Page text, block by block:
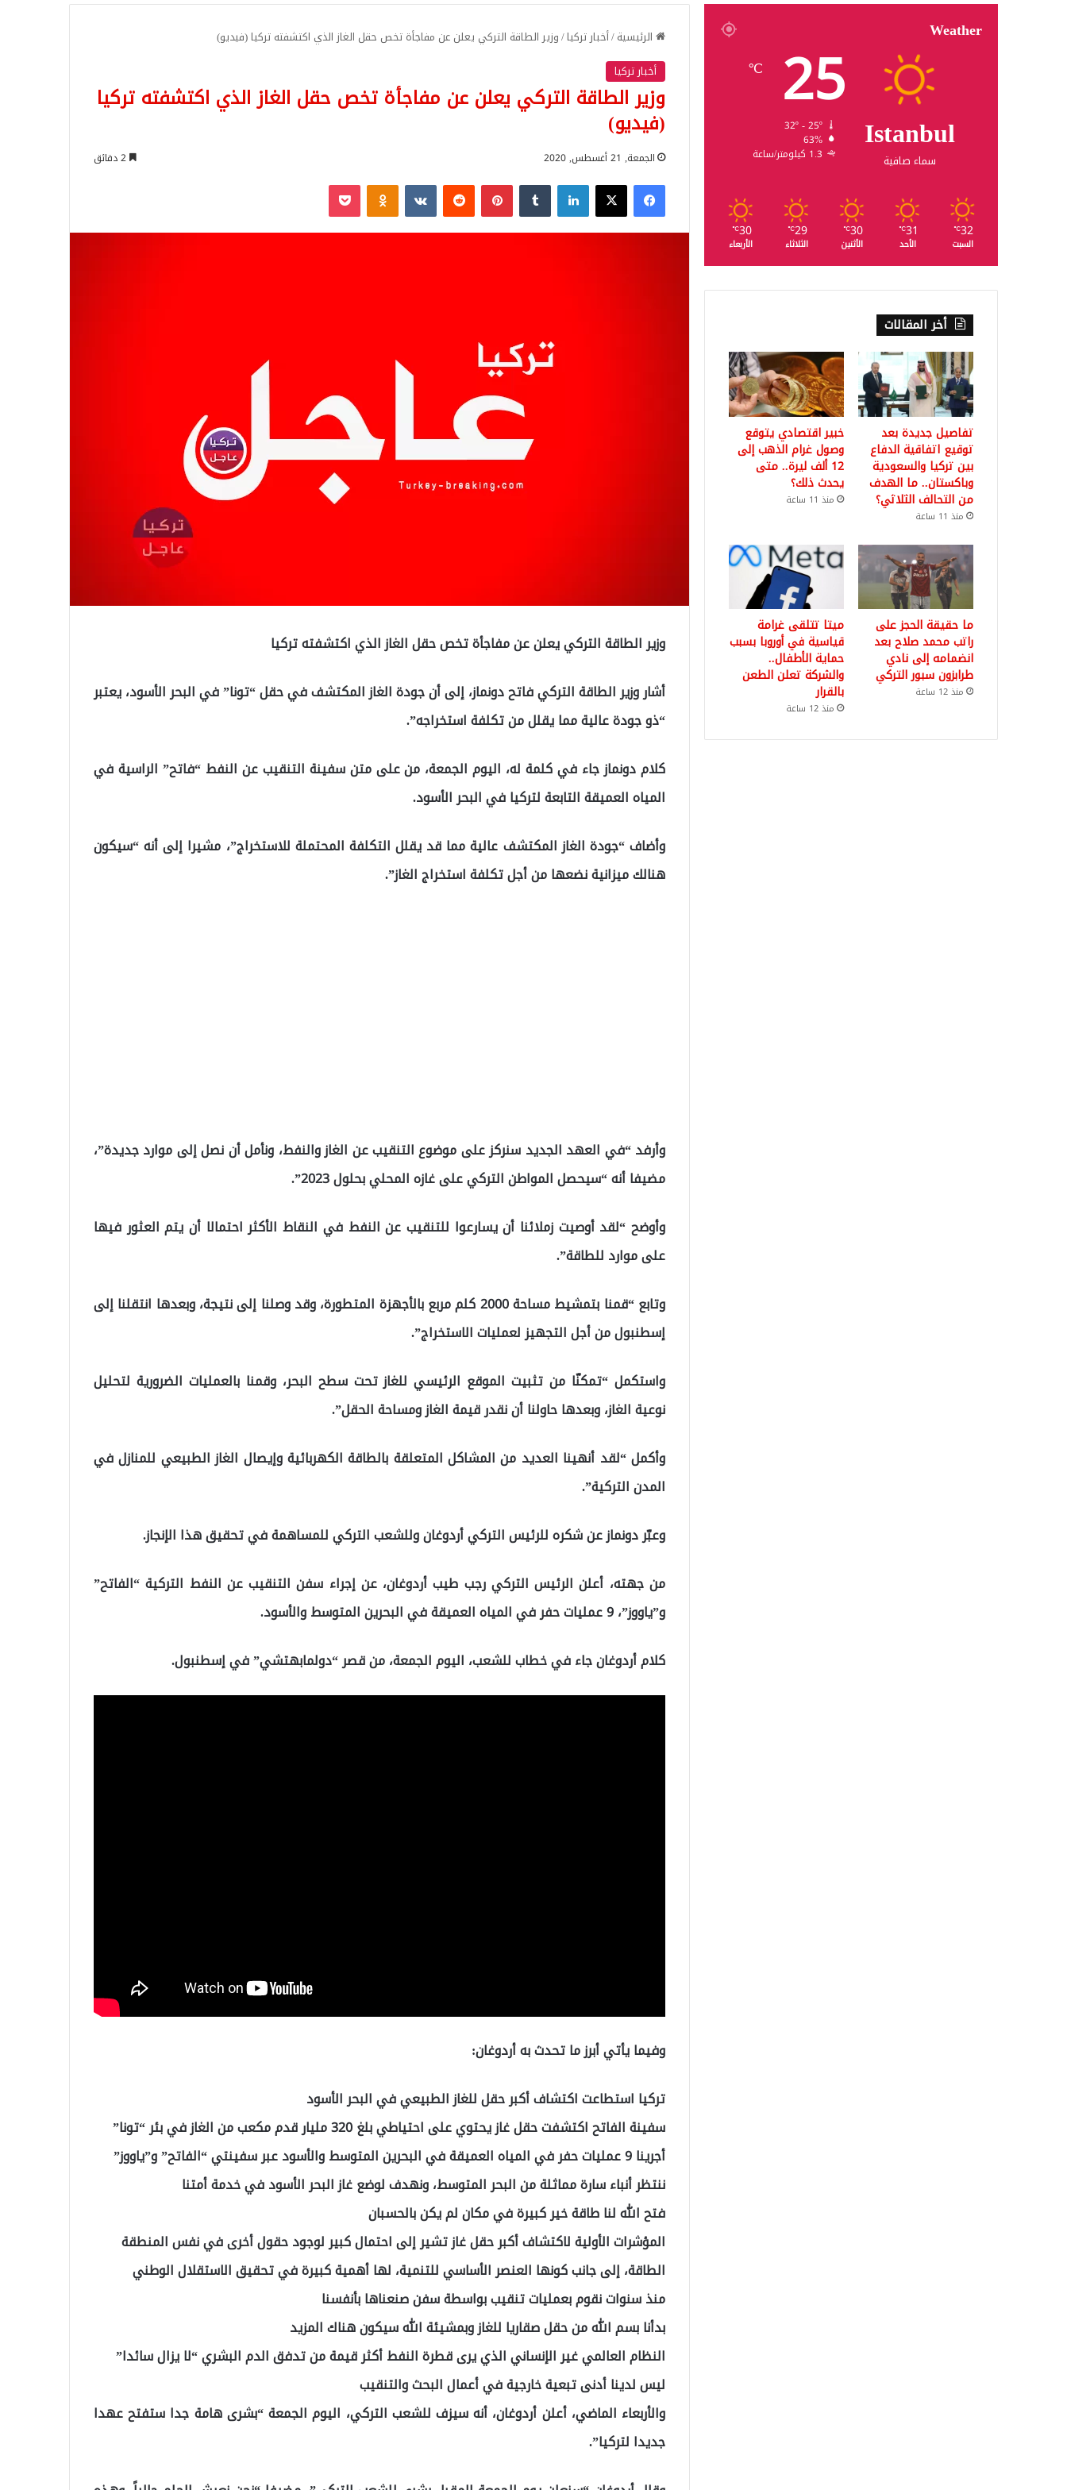
الرئيسية/أخبار تركيا/وزير الطاقة التركي يعلن عن مفاجأة تخص حقل الغاز الذي اكتشفته تركيا (فيديو)
أخبار تركيا
وزير الطاقة التركي يعلن عن مفاجأة تخص حقل الغاز الذي اكتشفته تركيا
(فيديو)
الجمعة, 21 أغسطس, 2020
فيسبوك‫X لينكدإن بينتيريست Odnoklassniki
‫Pocket
وزير الطاقة التركي يعلن عن مفاجأة تخص حقل الغاز الذي اكتشفته تركيا
أشار وزير الطاقة التركي فاتح دونماز، إلى أن جودة الغاز المكتشف في حقل “تونا” في البحر الأسود، يعتبر
“ذو جودة عالية مما يقلل من تكلفة استخراجه”.
كلام دونماز جاء في كلمة له، اليوم الجمعة، من على متن سفينة التنقيب عن النفط “فاتح” الراسية في
المياه العميقة التابعة لتركيا في البحر الأسود.
وأضاف “جودة الغاز المكتشف عالية مما قد يقلل التكلفة المحتملة للاستخراج”، مشيرا إلى أنه “سيكون
هنالك ميزانية نضعها من أجل تكلفة استخراج الغاز”.
وأرفد “في العهد الجديد سنركز على موضوع التنقيب عن الغاز والنفط، ونأمل أن نصل إلى موارد جديدة”،
مضيفا أنه “سيحصل المواطن التركي على غازه المحلي بحلول 2023”.
وأوضح “لقد أوصيت زملائنا أن يسارعوا للتنقيب عن النفط في النقاط الأكثر احتمالا أن يتم العثور فيها
على موارد للطاقة”.
وتابع “قمنا بتمشيط مساحة 2000 كلم مربع بالأجهزة المتطورة، وقد وصلنا إلى نتيجة، وبعدها انتقلنا إلى
إسطنبول من أجل التجهيز لعمليات الاستخراج”.
واستكمل “تمكنّا من تثبيت الموقع الرئيسي للغاز تحت سطح البحر، وقمنا بالعمليات الضرورية لتحليل
نوعية الغاز، وبعدها حاولنا أن نقدر قيمة الغاز ومساحة الحقل”.
وأكمل “لقد أنهينا العديد من المشاكل المتعلقة بالطاقة الكهربائية وإيصال الغاز الطبيعي للمنازل في
المدن التركية”.
وعبّر دونماز عن شكره للرئيس التركي أردوغان وللشعب التركي للمساهمة في تحقيق هذا الإنجاز.
من جهته، أعلن الرئيس التركي رجب طيب أردوغان، عن إجراء سفن التنقيب عن النفط التركية “الفاتح”
و”ياووز”، 9 عمليات حفر في المياه العميقة في البحرين المتوسط والأسود.
كلام أردوغان جاء في خطاب للشعب، اليوم الجمعة، من قصر “دولمابهتشي” في إسطنبول.
وفيما يأتي أبرز ما تحدث به أردوغان:
تركيا استطاعت اكتشاف أكبر حقل للغاز الطبيعي في البحر الأسود
سفينة الفاتح اكتشفت حقل غاز يحتوي على احتياطي بلغ 320 مليار قدم مكعب من الغاز في بئر “تونا”
أجرينا 9 عمليات حفر في المياه العميقة في البحرين المتوسط والأسود عبر سفينتي “الفاتح” و”ياووز”
ننتظر أنباء سارة مماثلة من البحر المتوسط، ونهدف لوضع غاز البحر الأسود في خدمة أمتنا
فتح الله لنا طاقة خير كبيرة في مكان لم يكن بالحسبان
المؤشرات الأولية لاكتشاف أكبر حقل غاز تشير إلى احتمال كبير لوجود حقول أخرى في نفس المنطقة
الطاقة، إلى جانب كونها العنصر الأساسي للتنمية، لها أهمية كبيرة في تحقيق الاستقلال الوطني
منذ سنوات نقوم بعمليات تنقيب بواسطة سفن صنعناها بأنفسنا
بدأنا بسم الله من حقل صقاريا للغاز وبمشيئة الله سيكون هناك المزيد
النظام العالمي غير الإنساني الذي يرى قطرة النفط أكثر قيمة من تدفق الدم البشري “لا يزال سائدا”
ليس لدينا أدنى تبعية خارجية في أعمال البحث والتنقيب
والأربعاء الماضي، أعلن أردوغان، أنه سيزف للشعب التركي، اليوم الجمعة “بشرى هامة جدا ستفتح عهدا
جديدا لتركيا”.
Weather
Istanbul
سماء صافية
25
℃
32º - 25º
63%
1.3 كيلومتر/ساعة
32
℃
السبت
31
℃
الأحد
30
℃
الأثنين
29
℃
الثلاثاء
30
℃
الأربعاء
أخر المقالات
تفاصيل جديدة بعد
توقيع اتفاقية الدفاع
بين تركيا والسعودية
وباكستان.. ما الهدف
من التحالف الثلاثي؟
منذ 11 ساعة
خبير اقتصادي يتوقع
وصول غرام الذهب إلى
12 ألف ليرة.. متى
يحدث ذلك؟
منذ 11 ساعة
ما حقيقة الحجز على
راتب محمد صلاح بعد
انضمامه إلى نادي
طرابزون سبور التركي
منذ 12 ساعة
ميتا تتلقى غرامة
قياسية في أوروبا بسبب
حماية الأطفال..
والشركة تعلن الطعن
بالقرار
منذ 12 ساعة